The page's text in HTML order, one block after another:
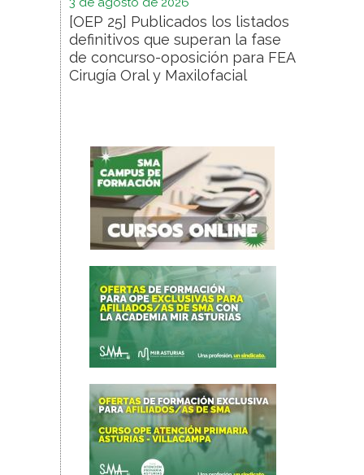
[OEP 25] Publicados los listados
definitivos que superan la fase
de concurso-oposición para FEA
Cirugía Oral y Maxilofacial